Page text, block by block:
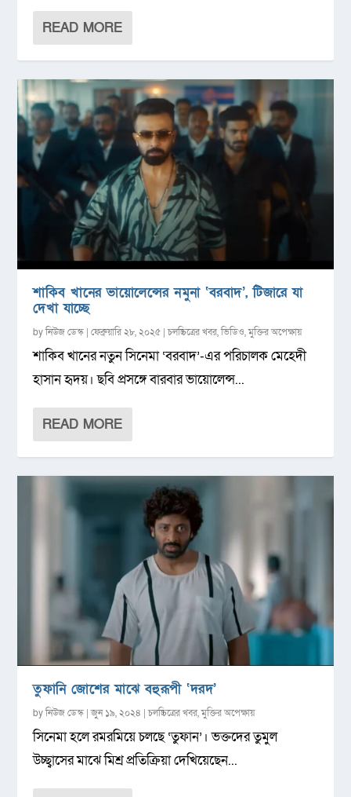
READ MORE
শাকিব খানের ভায়োলেন্সের নমুনা ‘বরবাদ’, টিজারে যা
দেখা যাচ্ছে
byনিউজ ডেস্ক |ফেব্রুয়ারি ২৮, ২০২৫ |চলচ্চিত্রের খবর,ভিডিও,মুক্তির অপেক্ষায়
শাকিব খানের নতুন সিনেমা ‘বরবাদ’-এর পরিচালক মেহেদী
হাসান হৃদয়। ছবি প্রসঙ্গে বারবার ভায়োলেন্স...
READ MORE
তুফানি জোশের মাঝে বহুরূপী ‘দরদ’
byনিউজ ডেস্ক |জুন ১৯, ২০২৪ |চলচ্চিত্রের খবর,মুক্তির অপেক্ষায়
সিনেমা হলে রমরমিয়ে চলছে ‘তুফান’। ভক্তদের তুমুল
উচ্ছ্বাসের মাঝে মিশ্র প্রতিক্রিয়া দেখিয়েছেন...